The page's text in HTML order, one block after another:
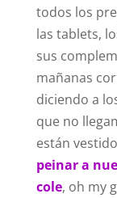
todos los
las tablets,
sus
mañanas
diciendo a
que no
están
peinar a
cole, oh my